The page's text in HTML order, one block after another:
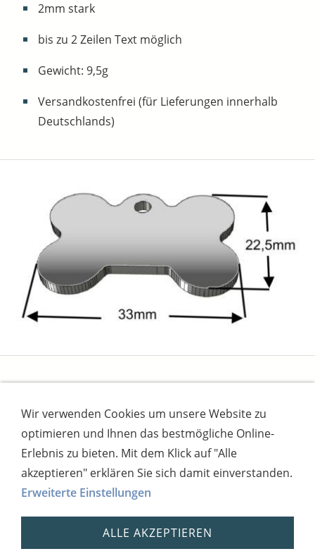
2mm stark
bis zu 2 Zeilen Text möglich
Gewicht: 9,5g
Versandkostenfrei (für Lieferungen innerhalb
Deutschlands)
Impressum AGB
Widerrufsbutton
Widerrufsrecht
Online-Streitschlichtung
Datenschutz
Versand
Bezahlsysteme
Kontakt
Disclaimer Versandtage Cookies
Bankverbindung: Consorsbank, Kt-Inhaber:
Dietmar Fuchs
IBAN: DE27 7012 0400 7111 5910 17 / BIC:
CSDBDE71
Wir verwenden Cookies um unsere Website zu
optimieren und Ihnen das bestmögliche Online-
Erlebnis zu bieten. Mit dem Klick auf "Alle
akzeptieren" erklären Sie sich damit einverstanden.
Erweiterte Einstellungen
ALLE AKZEPTIEREN